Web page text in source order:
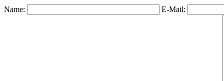
Name: E-Mail: